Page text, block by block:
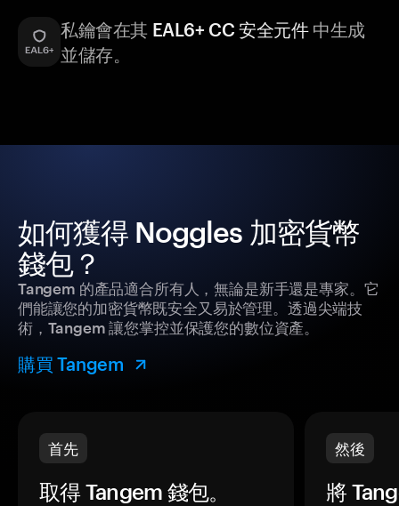
私鑰會在其 EAL6+ CC 安全元件中生成
並儲存。
如何獲得 Noggles 加密貨幣
錢包？
Tangem 的產品適合所有人，無論是新手還是專家。它
們能讓您的加密貨幣既安全又易於管理。透過尖端技
術，Tangem 讓您掌控並保護您的數位資產。
購買 Tangem
首先
取得 Tangem 錢包。
然後
將